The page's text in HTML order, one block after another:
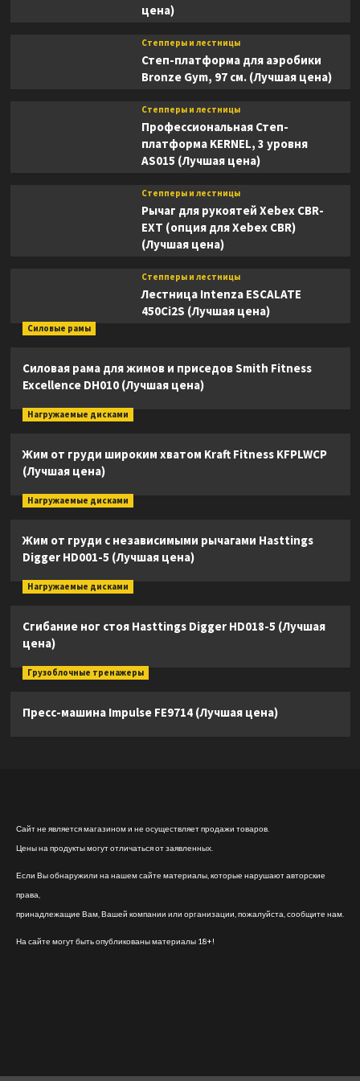
цена)
Степперы и лестницы
Степ-платформа для аэробики
Bronze Gym, 97 см. (Лучшая цена)
Степперы и лестницы
Профессиональная Степ-
платформа KERNEL, 3 уровня
AS015 (Лучшая цена)
Степперы и лестницы
Рычаг для рукоятей Xebex CBR-
EXT (опция для Xebex CBR)
(Лучшая цена)
Степперы и лестницы
Лестница Intenza ESCALATE
450Ci2S (Лучшая цена)
Силовые рамы
Силовая рама для жимов и приседов Smith Fitness
Excellence DH010 (Лучшая цена)
Нагружаемые дисками
Жим от груди широким хватом Kraft Fitness KFPLWCP
(Лучшая цена)
Нагружаемые дисками
Жим от груди с независимыми рычагами Hasttings
Digger HD001-5 (Лучшая цена)
Нагружаемые дисками
Сгибание ног стоя Hasttings Digger HD018-5 (Лучшая
цена)
Грузоблочные тренажеры
Пресс-машина Impulse FE9714 (Лучшая цена)
Сайт не является магазином и не осуществляет продажи товаров.
Цены на продукты могут отличаться от заявленных.
Если Вы обнаружили на нашем сайте материалы, которые нарушают авторские
права,
принадлежащие Вам, Вашей компании или организации, пожалуйста, сообщите нам.
На сайте могут быть опубликованы материалы 18+!